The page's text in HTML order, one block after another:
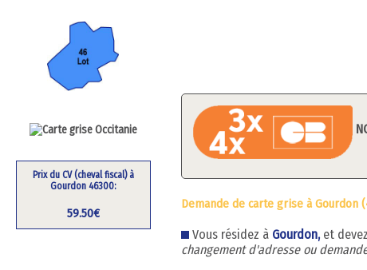
Prix du CV (cheval fiscal) à
Gourdon 46300:
59.50€
Demande de carte grise à Gourdon
Vous résidez à Gourdon, et
changement d'adresse ou